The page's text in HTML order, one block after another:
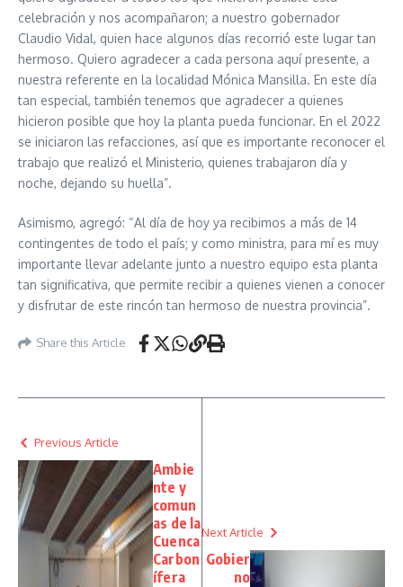
celebración y nos acompañaron; a nuestro gobernador
Claudio Vidal, quien hace algunos días recorrió este lugar tan
hermoso. Quiero agradecer a cada persona aquí presente, a
nuestra referente en la localidad Mónica Mansilla. En este día
tan especial, también tenemos que agradecer a quienes
hicieron posible que hoy la planta pueda funcionar. En el 2022
se iniciaron las refacciones, así que es importante reconocer el
trabajo que realizó el Ministerio, quienes trabajaron día y
noche, dejando su huella”.
Asimismo, agregó: “Al día de hoy ya recibimos a más de 14
contingentes de todo el país; y como ministra, para mí es muy
importante llevar adelante junto a nuestro equipo esta planta
tan significativa, que permite recibir a quienes vienen a conocer
y disfrutar de este rincón tan hermoso de nuestra provincia”.
Share this Article
Previous Article
Ambie
nte y
comun
as de la
Cuenca
Carbon
ífera
Next Article
Gobier
no